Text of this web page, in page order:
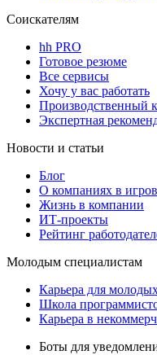
Соискателям
hh PRO
Готовое резюме
Все сервисы
Хочу у вас работать
Производственный
Экспертная
Новости и статьи
Блог
О компаниях в
Жизнь в компании
ИТ-проекты
Рейтинг
Молодым специалистам
Карьера для
Школа
Карьера в
Боты для